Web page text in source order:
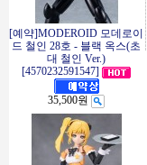
[예약]MODEROID 모데로이
드 철인 28호 - 블랙 옥스(초
대 철인 Ver.)
[4570232591547]
35,500원